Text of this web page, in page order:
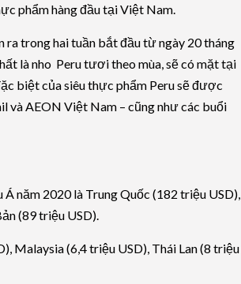
phẩm hàng đầu tại Việt Nam.
ra trong hai tuần bắt đầu từ ngày 20 tháng
là nho Peru tươi theo mùa, sẽ có mặt tại
biệt của siêu thực phẩm Peru sẽ được
và AEON Việt Nam – cũng như các buổi
năm 2020 là Trung Quốc (182 triệu USD),
(89 triệu USD).
Malaysia (6,4 triệu USD), Thái Lan (8 triệu